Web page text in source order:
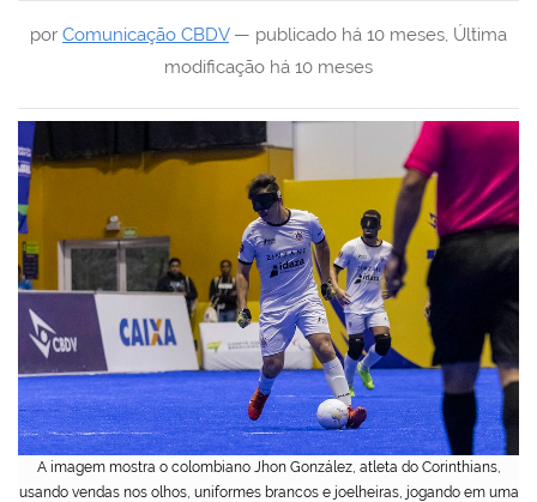
A imagem mostra o colombiano Jhon González, atleta do Corinthians,
usando vendas nos olhos, uniformes brancos e joelheiras, jogando em uma
por Comunicação CBDV— publicado há 10 meses, Última
modificação há 10 meses